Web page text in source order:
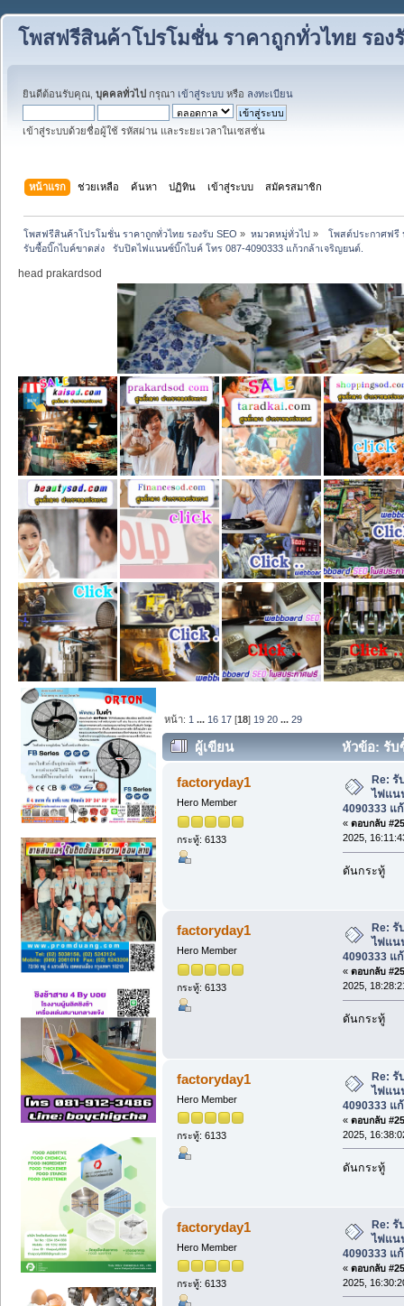
โพสฟรีสินค้าโปรโมชั่น ราคาถูกทั่วไทย รอง
ยินดีต้อนรับคุณ, บุคคลทั่วไป กรุณา เข้าสู่ระบบ หรือ ลงทะเบียน
เข้าสู่ระบบด้วยชื่อผู้ใช้ รหัสผ่าน และระยะเวลาในเซสชั่น
หน้าแรก ช่วยเหลือ ค้นหา ปฏิทิน เข้าสู่ระบบ สมัครสมาชิก
โพสฟรีสินค้าโปรโมชั่น ราคาถูกทั่วไทย รองรับ SEO » หมวดหมู่ทั่วไป»
โพสต์ประกาศฟรี
รับซื้อบิ๊กไบค์ขาดส่ง   รับปิดไฟแนนซ์บิ๊กไบค์ โทร 087-4090333 แก้วกล้าเจริญยนต์.
head prakardsod
หน้า: 1 ... 16 17 [18] 19 20 ...29
ผู้เขียน
หัวข้อ: รับ
4090333 แก้วกล้าเจริญยนต์. (อ่าน
factoryday1
Hero Member
กระทู้: 6133
Re:
ไฟแน
4090333 แ
« ตอบกลับ
2025,
ดันกระทู้
factoryday1
Hero Member
กระทู้: 6133
Re:
ไฟแน
4090333 แ
« ตอบกลับ
2025,
ดันกระทู้
factoryday1
Hero Member
กระทู้: 6133
Re: รั
ไฟแน
4090333 แ
« ตอบกลับ
2025,
ดันกระทู้
factoryday1
Hero Member
กระทู้: 6133
Re: รั
ไฟแน
4090333 แ
« ตอบกลับ
2025,